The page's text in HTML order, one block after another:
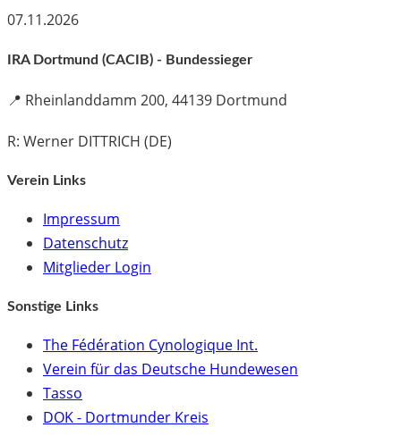
07.11.2026
IRA Dortmund (CACIB) - Bundessieger
📍 Rheinlanddamm 200, 44139 Dortmund
R: Werner DITTRICH (DE)
Verein Links
Impressum
Datenschutz
Mitglieder Login
Sonstige Links
The Fédération Cynologique Int.
Verein für das Deutsche Hundewesen
Tasso
DOK - Dortmunder Kreis